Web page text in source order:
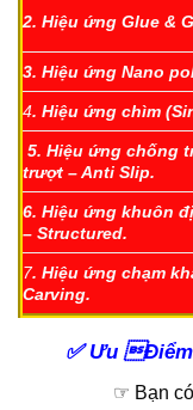
2. Hiệu ứng Glue &
3. Hiệu ứng Nano
4. Hiệu ứng chìm
5. Hiệu ứng chống
trượt – Anti Slip.
6. Hiệu ứng khuôn
– Structured.
7. Hiệu ứng chạm
Carving.
✅Ưu Điểm
☞ Bạn